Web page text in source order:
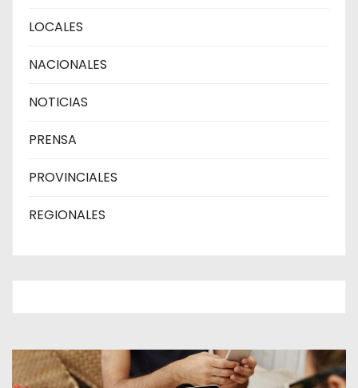
LOCALES
NACIONALES
NOTICIAS
PRENSA
PROVINCIALES
REGIONALES